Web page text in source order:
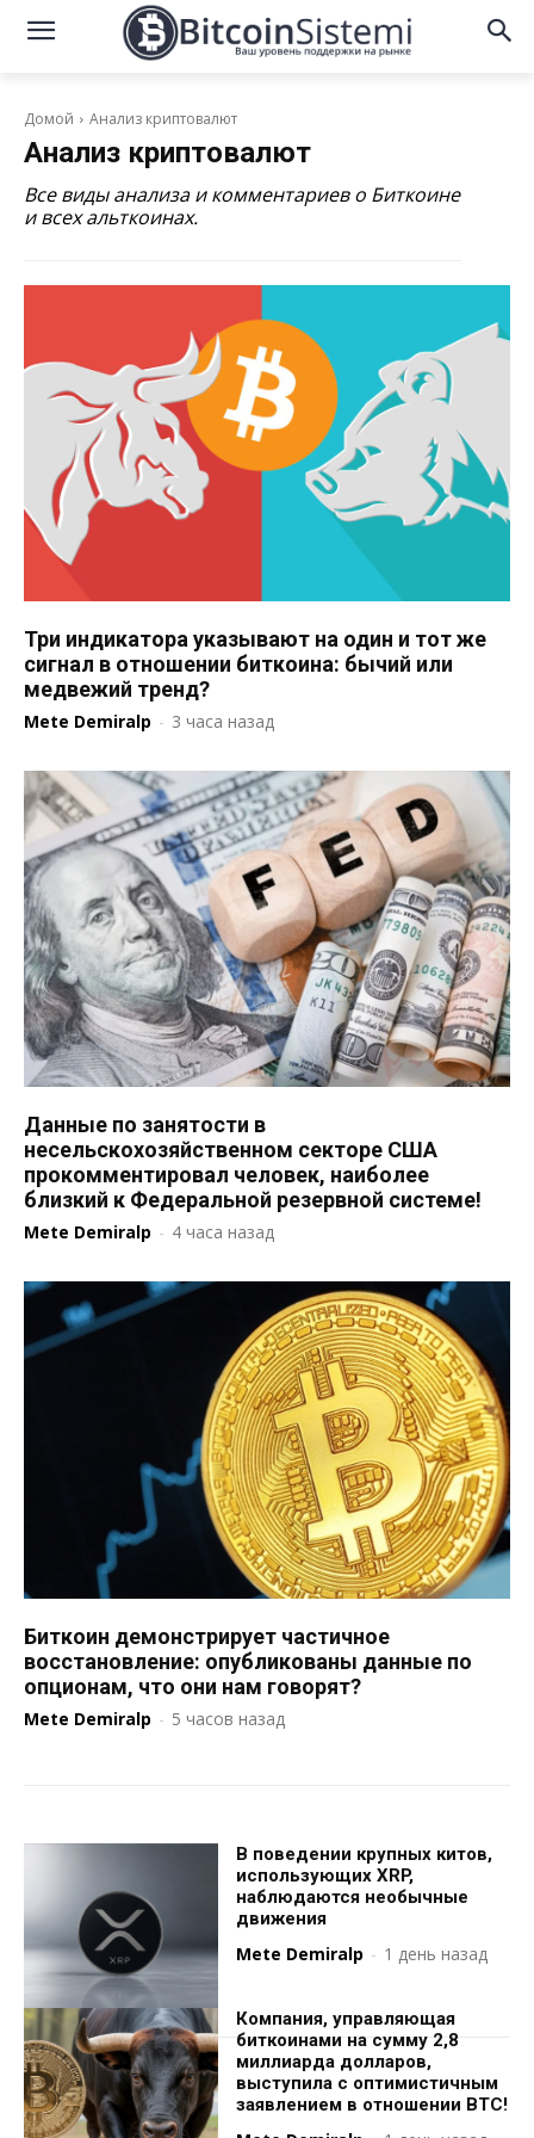
Домой Анализ криптовалют
Анализ криптовалют
Все виды анализа и комментариев о Биткоине
и всех альткоинах.
Три индикатора указывают на один и тот же
сигнал в отношении биткоина: бычий или
медвежий тренд?
Mete Demiralp - 3 часа назад
Данные по занятости в
несельскохозяйственном секторе США
прокомментировал человек, наиболее
близкий к Федеральной резервной системе!
Mete Demiralp - 4 часа назад
Биткоин демонстрирует частичное
восстановление: опубликованы данные по
опционам, что они нам говорят?
Mete Demiralp - 5 часов назад
В поведении крупных китов,
использующих XRP,
наблюдаются необычные
движения
Mete Demiralp - 1 день назад
Компания, управляющая
биткоинами на сумму 2,8
миллиарда долларов,
выступила с оптимистичным
заявлением в отношении BTC!